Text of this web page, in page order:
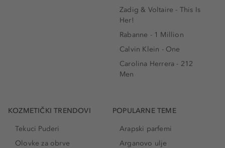
Zadig & Voltaire - This Is
Her!
Rabanne - 1 Million
Calvin Klein - One
Carolina Herrera - 212
Men
KOZMETIČKI TRENDOVI
Tekuci Puderi
Olovke za obrve
POPULARNE TEME
Arapski parfemi
Arganovo ulje